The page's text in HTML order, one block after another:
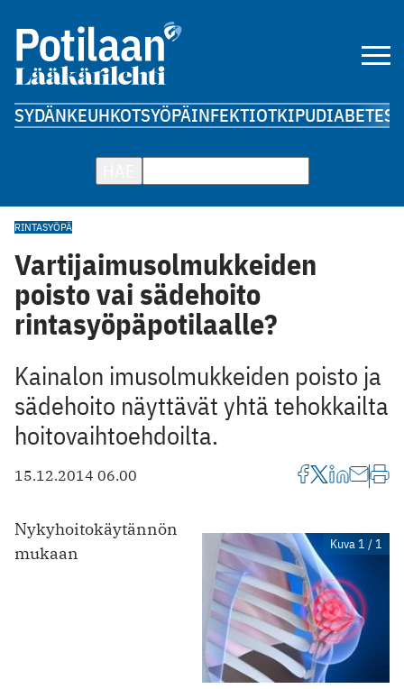
SYDÄNKEUHKOTSYÖPÄINFEKTIOTKIPUDIABETES
RINTASYÖPÄ
Vartijaimusolmukkeiden
poisto vai sädehoito
rintasyöpäpotilaalle?
Kainalon imusolmukkeiden poisto ja
sädehoito näyttävät yhtä tehokkailta
hoitovaihtoehdoilta.
15.12.2014 06.00
Kuva 1 / 1
Nykyhoitokäytännön
mukaan